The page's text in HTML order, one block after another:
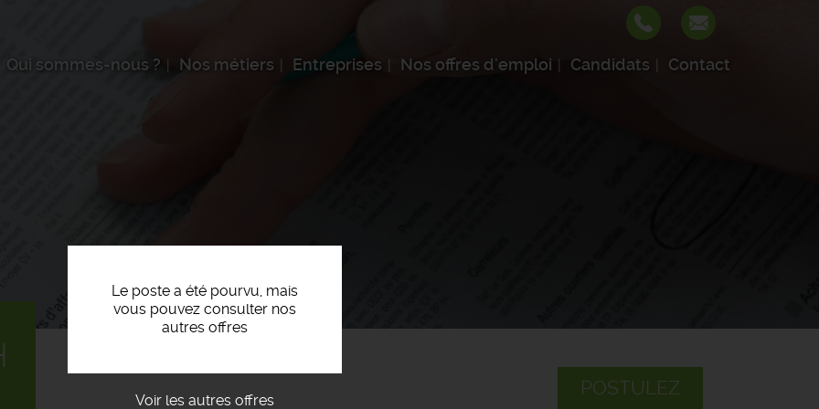
Qui sommes-nous ? Nos métiers Entreprises Nos offres d'emploi Candidats Contact
Le poste a été pourvu, mais
vous pouvez consulter nos
autres offres
Voir les autres offres
POSTULEZ